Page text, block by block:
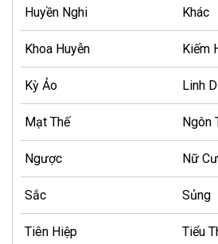
Huyền Nghi Khác
Khoa Huyễn Kiếm
Kỳ Ảo Linh
Mạt Thế Ngôn
Ngược Nữ
Sắc Sủng
Tiên Hiệp Tiểu